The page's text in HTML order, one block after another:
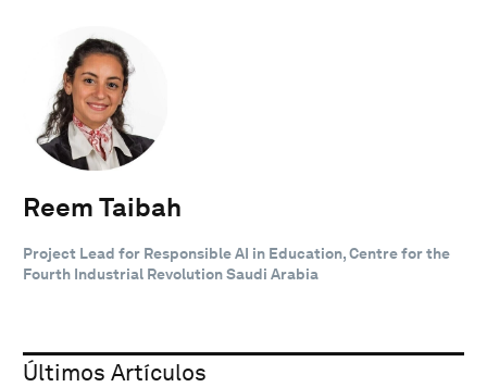
Reem Taibah
Project Lead for Responsible AI in Education, Centre for the
Fourth Industrial Revolution Saudi Arabia
Últimos Artículos